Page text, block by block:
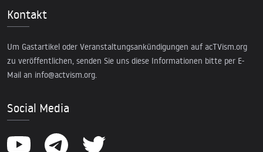
Kontakt
Um Gastartikel oder Veranstaltungsankündigungen auf acTVism.org
zu veröffentlichen, senden Sie uns diese Informationen bitte per E-
Mail an info@actvism.org.
Social Media